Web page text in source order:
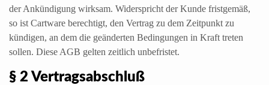
der Ankündigung wirksam. Widerspricht der Kunde fristgemäß,
so ist Cartware berechtigt, den Vertrag zu dem Zeitpunkt zu
kündigen, an dem die geänderten Bedingungen in Kraft treten
sollen. Diese AGB gelten zeitlich unbefristet.
§ 2 Vertragsabschluß